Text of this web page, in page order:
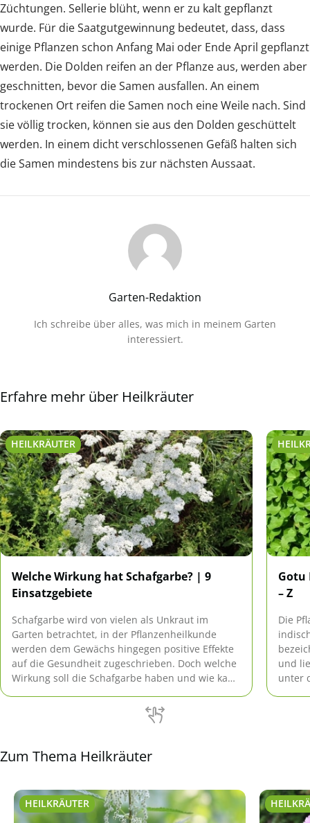
Züchtungen. Sellerie blüht, wenn er zu kalt gepflanzt
wurde. Für die Saatgutgewinnung bedeutet, dass, dass
einige Pflanzen schon Anfang Mai oder Ende April gepflanzt
werden. Die Dolden reifen an der Pflanze aus, werden aber
geschnitten, bevor die Samen ausfallen. An einem
trockenen Ort reifen die Samen noch eine Weile nach. Sind
sie völlig trocken, können sie aus den Dolden geschüttelt
werden. In einem dicht verschlossenen Gefäß halten sich
die Samen mindestens bis zur nächsten Aussaat.
Garten-Redaktion
Ich schreibe über alles, was mich in meinem Garten
interessiert.
Erfahre mehr über Heilkräuter
HEILKRÄUTER
Welche Wirkung hat Schafgarbe? | 9
Einsatzgebiete
Schafgarbe wird von vielen als Unkraut im
Garten betrachtet, in der Pflanzenheilkunde
werden dem Gewächs hingegen positive Effekte
auf die Gesundheit zugeschrieben. Doch welche
Wirkung soll die Schafgarbe haben und wie kann
Gotu
– Z
Die
und
unter
Zum Thema Heilkräuter
HEILKRÄUTER